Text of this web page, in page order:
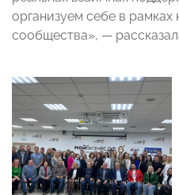
организуем себе в рамках
сообщества», —